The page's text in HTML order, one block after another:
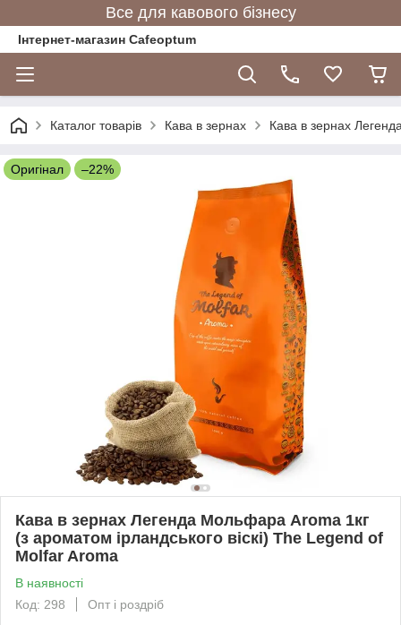
Все для кавового бізнесу
Інтернет-магазин Cafeoptum
Каталог товарів Кава в зернах Кава в зернах
Оригінал –22%
Кава в зернах Легенда Мольфара Aroma 1кг
(з ароматом ірландського віскі) The Legend of
Molfar Aroma
В наявності
Код: 298
Опт і роздріб